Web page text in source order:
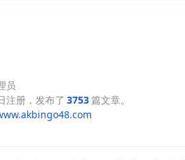
员
注册，发布了 3753篇文章。